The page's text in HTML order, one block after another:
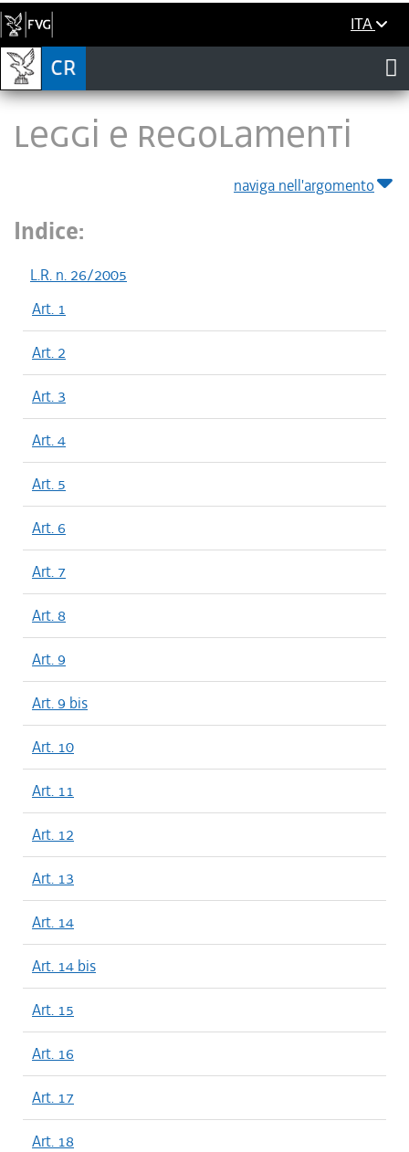
ITA
LEGGI E REGOLAMENTI
naviga nell'argomento
Indice:
L.R. n. 26/2005
Art. 1
Art. 2
Art. 3
Art. 4
Art. 5
Art. 6
Art. 7
Art. 8
Art. 9
Art. 9 bis
Art. 10
Art. 11
Art. 12
Art. 13
Art. 14
Art. 14 bis
Art. 15
Art. 16
Art. 17
Art. 18